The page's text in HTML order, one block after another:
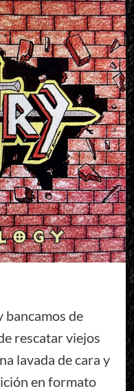
bancamos de
rescatar viejos
lavada de cara y
en formato